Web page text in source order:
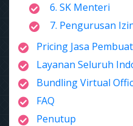
6. SK Menteri
7. Pengurusan
Pricing Jasa
Layanan Seluruh
Bundling Virtual
FAQ
Penutup